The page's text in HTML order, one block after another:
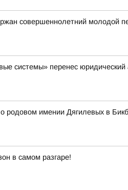
совершеннолетний молодой
системы» перенес юридический
имении Дягилевых в
в самом разгаре!